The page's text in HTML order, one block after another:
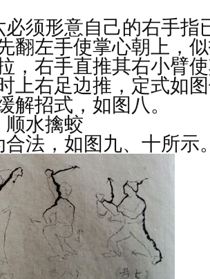
必须形意自己的右手指
翻左手使掌心朝上，
，右手直推其右小臂
上右足边推，定式如
解招式，如图八。
顺水擒蛟
合法，如图九、十所示